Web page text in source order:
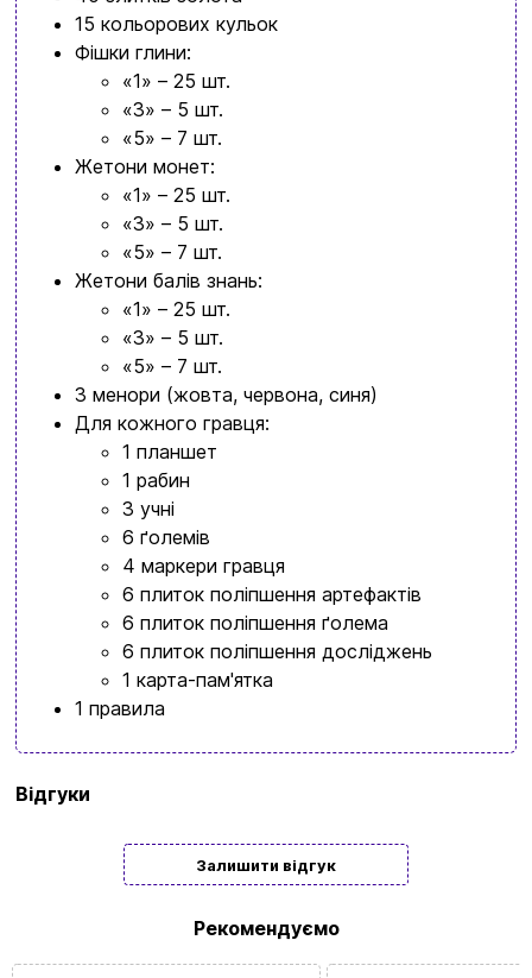
15 кольорових кульок
Фішки глини:
«1» – 25 шт.
«3» – 5 шт.
«5» – 7 шт.
Жетони монет:
«1» – 25 шт.
«3» – 5 шт.
«5» – 7 шт.
Жетони балів знань:
«1» – 25 шт.
«3» – 5 шт.
«5» – 7 шт.
3 менори (жовта, червона, синя)
Для кожного гравця:
1 планшет
1 рабин
3 учні
6 ґолемів
4 маркери гравця
6 плиток поліпшення артефактів
6 плиток поліпшення ґолема
6 плиток поліпшення досліджень
1 карта-пам'ятка
1 правила
Відгуки
Залишити відгук
Рекомендуємо